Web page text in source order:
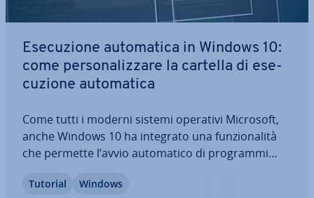
Ese­cu­zio­ne au­to­ma­ti­ca in Windows 10:
come per­so­na­liz­za­re la cartella di ese­
cu­zio­ne au­to­ma­ti­ca
Come tutti i moderni sistemi operativi Microsoft,
anche Windows 10 ha integrato una fun­zio­na­li­tà
che permette l’avvio au­to­ma­ti­co di programmi
ca­zio­ni di servizio e processi. In questo tutorial vi
Tutorial Windows